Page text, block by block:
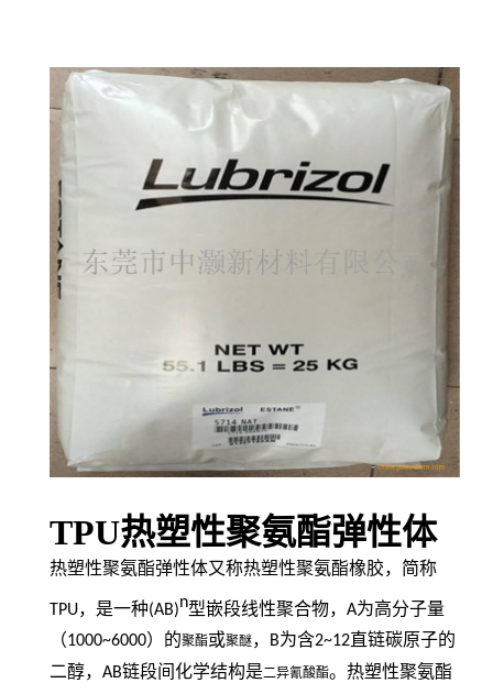
TPU热塑性聚氨酯弹性体
热塑性聚氨酯弹性体又称热塑性聚氨酯橡胶，简称
TPU，是一种(AB)n型嵌段线性聚合物， A为高分子量
（1000~6000）的聚酯或聚醚， B为含2~12 直链碳原子的
二醇， AB链段间化学结构是二异氰酸酯。热塑性聚氨酯